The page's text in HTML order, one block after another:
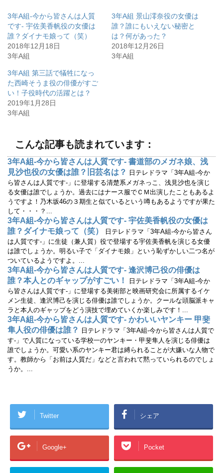
て
T
w
t
t
e
r
で
有
(
新
し
い
ウ
ィ
ン
き
ま
す
)
o
k
で
共
有
す
ク
リ
ッ
ク
し
て
く
し
い
ウ
ィ
ン
ド
ウ
で
開
き
ま
)
3年A組-今から皆さんは人質
です- 宇佐美香帆役の女優は
誰？ダイナモ娘って（笑）
2018年12月18日
3年A組
3年A組 景山澪奈役の女優は
誰？誰にもいえない秘密と
は？何があった？
2018年12月26日
3年A組
3年A組 第三話で犠牲になっ
た西崎そうま役の俳優がすご
い！子役時代の活躍とは？
2019年1月28日
3年A組
こんな記事も読まれています：
3年A組-今から皆さんは人質です- 書道部のメガネ娘、浅
見沙也役の女優は誰？旧芸名は？ 日テレドラマ「3年A組-今か
ら皆さんは人質です-」に登場する清楚系メガネっこ、浅見沙也を演じ
る女優は誰でしょうか。過去にはナース服でＣＭ出演したこともあるよ
うですよ！乃木坂46の３期生と似ているという噂もあるようですが果た
して・・・？...
3年A組-今から皆さんは人質です- 宇佐美香帆役の女優は
誰？ダイナモ娘って（笑）
日テレドラマ「3年A組-今から皆さん
は人質です-」に生徒（兼人質）役で登場する宇佐美香帆を演じる女優
は誰でしょうか。明るい子で「ダイナモ娘」という恥ずかしい二つ名が
ついているようですよ。...
3年A組-今から皆さんは人質です- 逢沢博己役の俳優は
誰？本人とのギャップがすごい！
日テレドラマ「3年A組-今か
ら皆さんは人質です-」に登場する美術部と映画研究会に所属するイケ
メン生徒、逢沢博己を演じる俳優は誰でしょうか。クールな頭脳派キャ
ラと本人のギャップをどう演技で埋めていくか楽しみです！...
3年A組-今から皆さんは人質です- かわいいヤンキー 甲斐
隼人役の俳優は誰？ 日テレドラマ「3年A組-今から皆さんは人質で
す-」で人質になっている学校一のヤンキー・甲斐隼人を演じる俳優は
誰でしょうか。可愛い系のヤンキー君は縛られることが大嫌いな人物で
す。教師から「お前は人質だ」などと言われて黙っていられるのでしょ
うか。...
Twitter シェア
Google+ Pocket